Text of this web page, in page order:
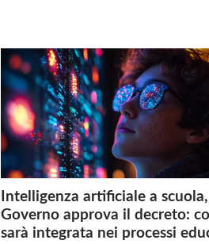
Intelligenza artificiale a scuola,
Governo approva il decreto:
sarà integrata nei processi